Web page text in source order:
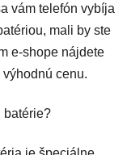
vám telefón vybíja
mali by ste
e-shope nájdete
cenu.
batérie?